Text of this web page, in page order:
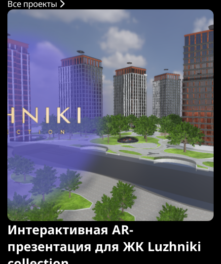
Все проекты
Интерактивная AR-
презентация для ЖК Luzhniki